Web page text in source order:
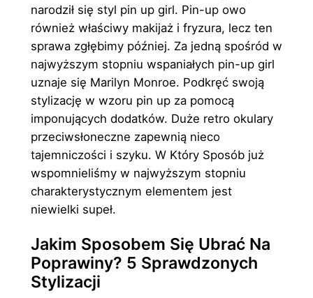
narodził się styl pin up girl. Pin-up owo
również właściwy makijaż i fryzura, lecz ten
sprawa zgłębimy później. Za jedną spośród w
najwyższym stopniu wspaniałych pin-up girl
uznaje się Marilyn Monroe. Podkręć swoją
stylizację w wzoru pin up za pomocą
imponujących dodatków. Duże retro okulary
przeciwsłoneczne zapewnią nieco
tajemniczości i szyku. W Który Sposób już
wspomnieliśmy w najwyższym stopniu
charakterystycznym elementem jest
niewielki supeł.
Jakim Sposobem Się Ubrać Na
Poprawiny? 5 Sprawdzonych
Stylizacji